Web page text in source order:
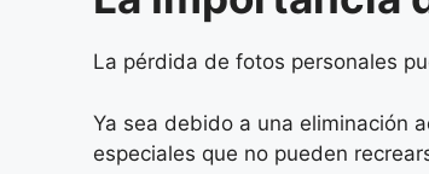
La pérdida de fotos personales
Ya sea debido a una eliminación
especiales que no pueden